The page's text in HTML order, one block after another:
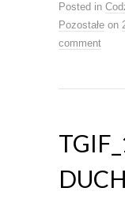
Posted in
Pozostałe on
comment